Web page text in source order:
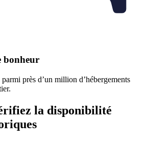
bonheur
près d’un million d’hébergements
la disponibilité